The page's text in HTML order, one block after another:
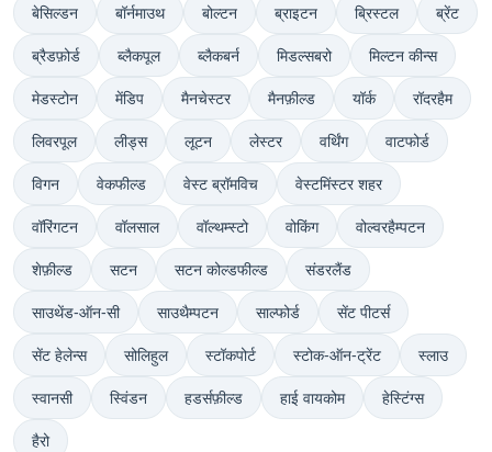
बेसिल्डन बॉर्नमाउथ बोल्टन ब्राइटन ब्रिस्टल ब्रेंट
ब्रैडफ़ोर्ड ब्लैकपूल ब्लैकबर्न मिडल्सबरो मिल्टन कीन्स
मेडस्टोन मेंडिप मैनचेस्टर मैनफ़ील्ड यॉर्क रॉदरहैम
लिवरपूल लीड्स लूटन लेस्टर वर्थिंग वाटफोर्ड
विगन वेकफील्ड वेस्ट ब्रॉमविच वेस्टमिंस्टर शहर
वॉरिंगटन वॉलसाल वॉल्थम्स्टो वोकिंग वोल्वरहैम्पटन
शेफ़ील्ड सटन सटन कोल्डफील्ड संडरलैंड
साउथेंड-ऑन-सी साउथैम्पटन साल्फोर्ड सेंट पीटर्स
सेंट हेलेन्स सोलिहुल स्टॉकपोर्ट स्टोक-ऑन-ट्रेंट स्लाउ
स्वानसी स्विंडन हडर्सफ़ील्ड हाई वायकोम हेस्टिंग्स
हैरो